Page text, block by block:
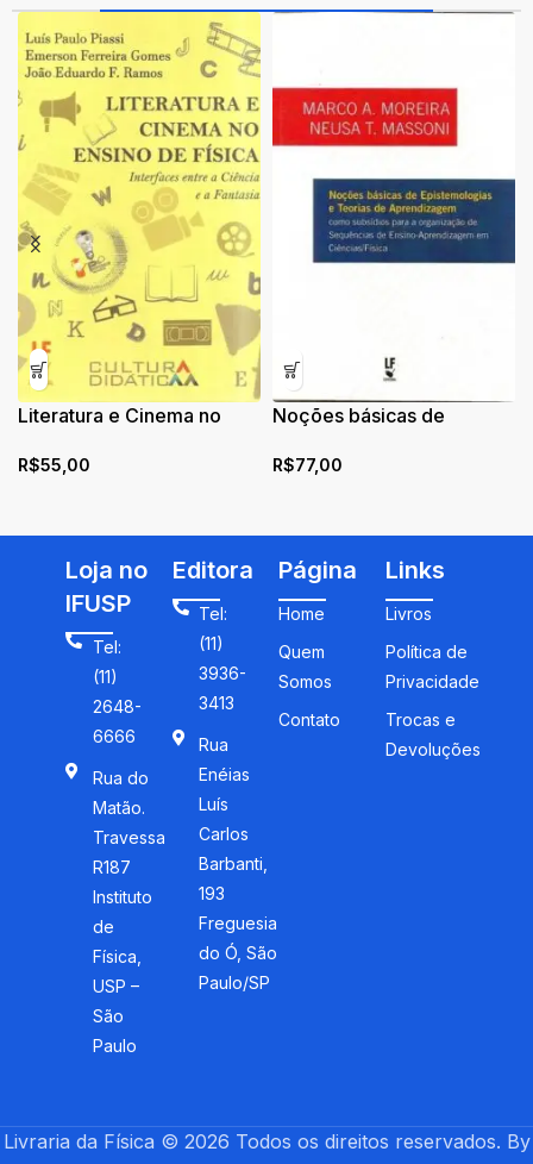
Literatura e Cinema no
Interfaces entre a Ciência
R$55,00
Noções básicas de
de Aprendizagem como
Aprendizagem em
Ciências/Física
R$77,00
Loja no
IFUSP
Tel:
(11)
2648-
6666
Rua do
Matão.
Travessa
R187
Instituto
de
Física,
USP –
São
Paulo
Editora
Tel:
(11)
3936-
3413
Rua
Enéias
Luís
Carlos
Barbanti,
193
Freguesia
do Ó, São
Paulo/SP
Página
Home
Quem
Somos
Contato
Links
Livros
Política de
Privacidade
Trocas e
Devoluções
Livraria da Física © 2026 Todos os direitos reservados. By